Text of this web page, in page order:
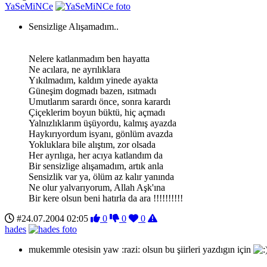
YaSeMiNCe
Sensizlige Alışamadım..
Nelere katlanmadım ben hayatta
Ne acılara, ne ayrılıklara
Yıkılmadım, kaldım yinede ayakta
Güneşim dogmadı bazen, ısıtmadı
Umutlarım sarardı önce, sonra karardı
Çiçeklerim boyun büktü, hiç açmadı
Yalnızlıklarım üşüyordu, kalmış ayazda
Haykırıyordum isyanı, gönlüm avazda
Yokluklara bile alıştım, zor olsada
Her ayrılıga, her acıya katlandım da
Bir sensizlige alışamadım, artık anla
Sensizlik var ya, ölüm az kalır yanında
Ne olur yalvarıyorum, Allah Aşk'ına
Bir kere olsun beni hatırla da ara !!!!!!!!!!
#24.07.2004 02:05
0 0
0
hades
mukemmle otesisin yaw :razi: olsun bu şiirleri yazdıgın için